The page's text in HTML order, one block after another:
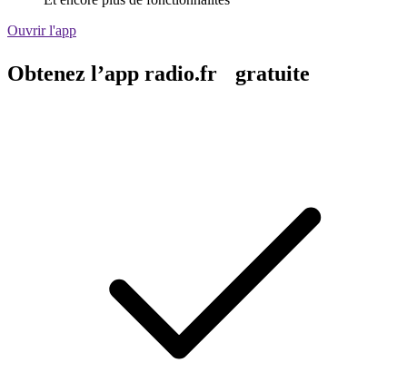
Ouvrir l'app
Obtenez l’app radio.fr gratuite